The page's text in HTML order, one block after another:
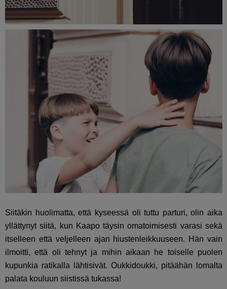
Siitäkin huolimatta, että kyseessä oli tuttu parturi, olin aika
yllättynyt siitä, kun Kaapo täysin omatoimisesti varasi sekä
itselleen että veljelleen ajan hiustenleikkuuseen. Hän vain
ilmoitti, että oli tehnyt ja mihin aikaan he toiselle puolen
kupunkia ratikalla lähtisivät. Oukkidoukki, pitäähän lomalta
palata kouluun siistissä tukassa!